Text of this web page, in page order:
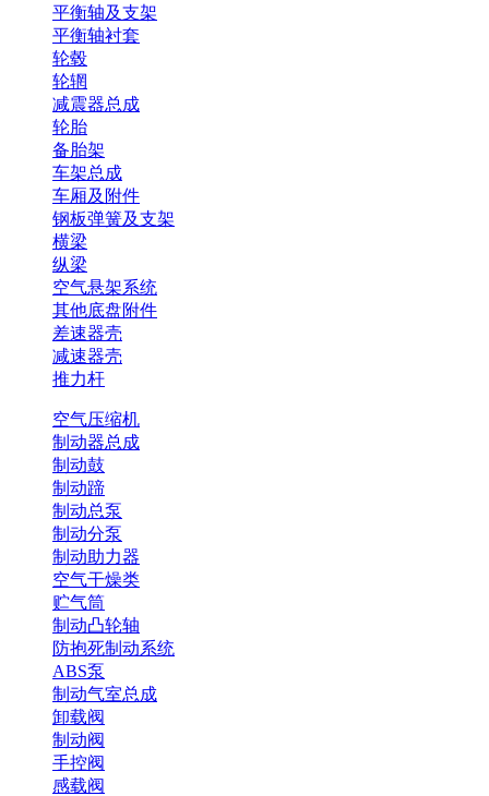
平衡轴及支架
平衡轴衬套
轮毂
轮辋
减震器总成
轮胎
备胎架
车架总成
车厢及附件
钢板弹簧及支架
横梁
纵梁
空气悬架系统
其他底盘附件
差速器壳
减速器壳
推力杆
空气压缩机
制动器总成
制动鼓
制动蹄
制动总泵
制动分泵
制动助力器
空气干燥类
贮气筒
制动凸轮轴
防抱死制动系统
ABS泵
制动气室总成
卸载阀
制动阀
手控阀
感载阀